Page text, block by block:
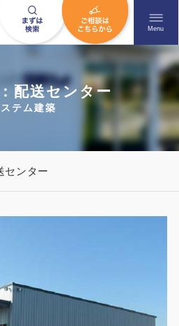
メニュ
Menu
わせはこちら
09-9663
AM 9:00〜PM6:00
展示場を探す
配送センター
テム建築
センター